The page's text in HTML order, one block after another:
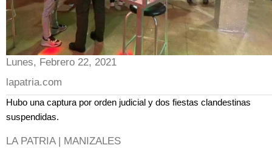
Lunes, Febrero 22, 2021
lapatria.com
Hubo una captura por orden judicial y dos fiestas clandestinas
suspendidas.
LA PATRIA | MANIZALES